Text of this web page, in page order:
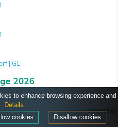
| GE
2026
| DE
de echipamente
to enhance browsing experience and
Details
Disallow cookies
cookies